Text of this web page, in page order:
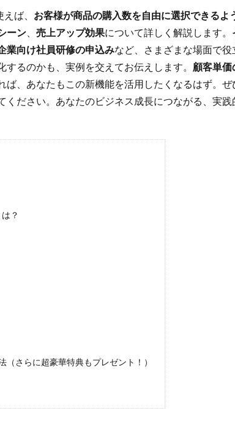
ば、 お客様が商品の購入数を自由に選択できるよ
ーン 売上アップ効果について詳しく解説します。
業向け社員研修の申込みなど、さまざまな場面で役
るのかも、実例を交えてお伝えします。 顧客単価
ば、あなたもこの新機能を活用したくなるはず。ぜ
ください。あなたのビジネス成長につながる、実践
？
さらに超豪華特典もプレゼント！）